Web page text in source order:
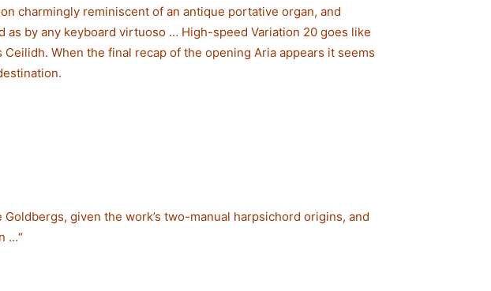
charmingly reminiscent of an antique portative organ, and
as by any keyboard virtuoso … High-speed Variation 20 goes like
When the final recap of the opening Aria appears it seems
given the work’s two-manual harpsichord origins, and
…“